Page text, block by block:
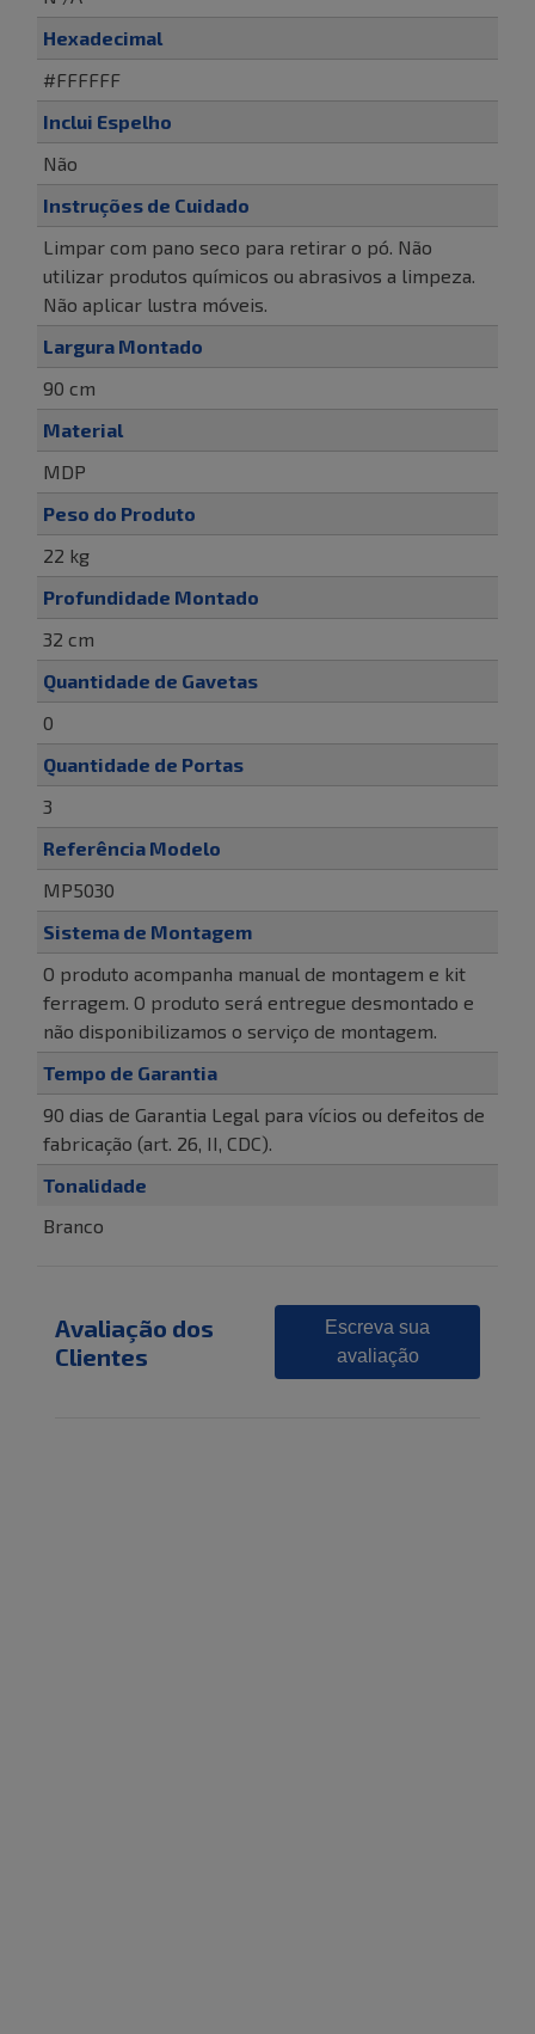
Hexadecimal
#FFFFFF
Inclui Espelho
Não
Instruções de Cuidado
Limpar com pano seco para retirar o pó. Não
utilizar produtos químicos ou abrasivos a limpeza.
Não aplicar lustra móveis.
Largura Montado
90 cm
Material
MDP
Peso do Produto
22 kg
Profundidade Montado
32 cm
Quantidade de Gavetas
0
Quantidade de Portas
3
Referência Modelo
MP5030
Sistema de Montagem
O produto acompanha manual de montagem e kit
ferragem. O produto será entregue desmontado e
não disponibilizamos o serviço de montagem.
Tempo de Garantia
90 dias de Garantia Legal para vícios ou defeitos de
fabricação (art. 26, II, CDC).
Tonalidade
Branco
Avaliação dos
Clientes
Escreva sua
avaliação